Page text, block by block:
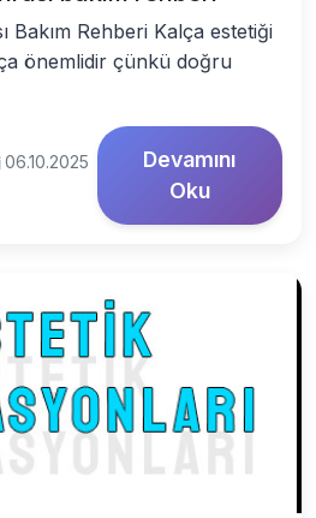
Bakım Rehberi Kalça estetiği
önemlidir çünkü doğru
06.10.2025
Devamını
Oku